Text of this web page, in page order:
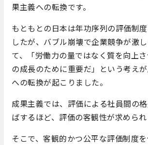
果主義への転換です。
もともとの日本は年功序列の評価制
したが、バブル崩壊で企業競争が激
て、「労働力の量ではなく質を向上
の成長のために重要だ」という考え
への転換が起こりました。
成果主義では、評価による社員間の
ばするほど、評価の客観性が求められ
そこで、客観的かつ公平な評価制度